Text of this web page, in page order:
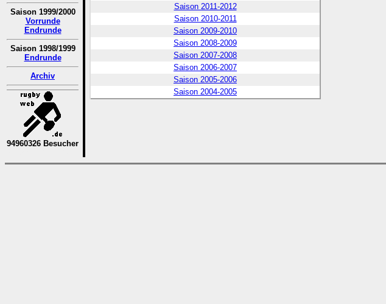
Saison 1999/2000
Vorrunde
Endrunde
Saison 1998/1999
Endrunde
Archiv
94960326 Besucher
Saison 2011-2012
Saison 2010-2011
Saison 2009-2010
Saison 2008-2009
Saison 2007-2008
Saison 2006-2007
Saison 2005-2006
Saison 2004-2005